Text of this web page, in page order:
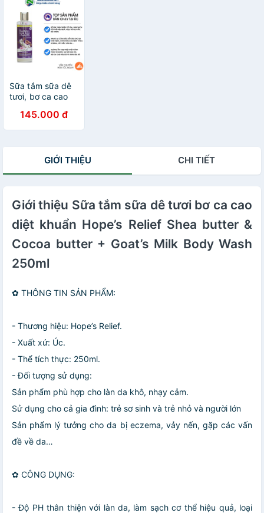
Sữa tắm sữa dê
tươi, bơ ca cao
ngứa, eczema,
vảy nến Hope's
145.000 đ
GIỚI THIỆU CHI TIẾT
Giới thiệu Sữa tắm sữa dê tươi bơ ca cao
diệt khuẩn Hope’s Relief Shea butter &
Cocoa butter + Goat’s Milk Body Wash
250ml
✿ THÔNG TIN SẢN PHẨM:
- Thương hiệu: Hope’s Relief.
- Xuất xứ: Úc.
- Thể tích thực: 250ml.
- Đối tượng sử dụng:
Sản phẩm phù hợp cho làn da khô, nhạy cảm.
Sử dụng cho cả gia đình: trẻ sơ sinh và trẻ nhỏ và người lớn
Sản phẩm lý tưởng cho da bị eczema, vảy nến, gặp các vấn
đề về da…
✿ CÔNG DỤNG:
- Độ PH thân thiện với làn da, làm sạch cơ thể hiệu quả, loại